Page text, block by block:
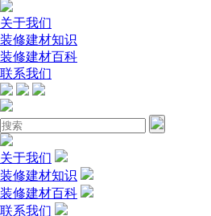
关于我们
装修建材知识
装修建材百科
联系我们
关于我们
装修建材知识
装修建材百科
联系我们